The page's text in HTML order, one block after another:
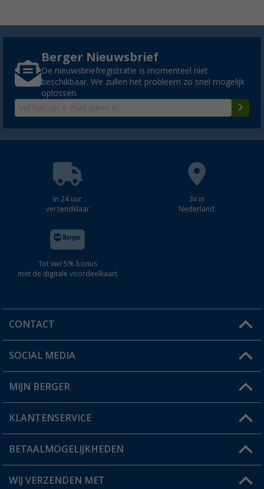
Berger Nieuwsbrief
De nieuwsbriefregistratie is momenteel niet
beschikbaar. We zullen het probleem zo snel mogelijk
oplossen.
In 24 uur
verzendklaar
3x in
Nederland
Tot wel 5% bonus
met de digitale voordeelkaart
CONTACT
Een vraag?
Winkel vinden
SOCIAL MEDIA
MIJN BERGER
Mijn account
Status bestelling
KLANTENSERVICE
FAQ & Contact
Verzendinformatie
BETAALMOGELIJKHEDEN
WIJ VERZENDEN MET